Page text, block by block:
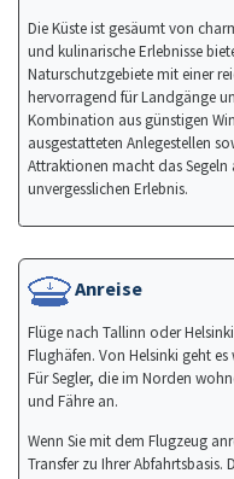
Die Küste ist gesäumt von
und kulinarische Erlebnisse
Naturschutzgebiete mit einer
hervorragend für Landgänge
Kombination aus günstigen
ausgestatteten Anlegestellen
Attraktionen macht das Segeln
unvergesslichen Erlebnis.
Anreise
Flüge nach Tallinn oder
Flughäfen. Von Helsinki geht
Für Segler, die im Norden
und Fähre an.
Wenn Sie mit dem Flugzeug
Transfer zu Ihrer Abfahrtsbasis.